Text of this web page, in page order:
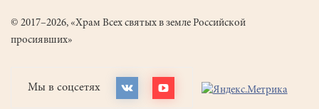
© 2017–2026, «Храм Всех святых в земле Российской
просиявших»
Мы в соцсетях